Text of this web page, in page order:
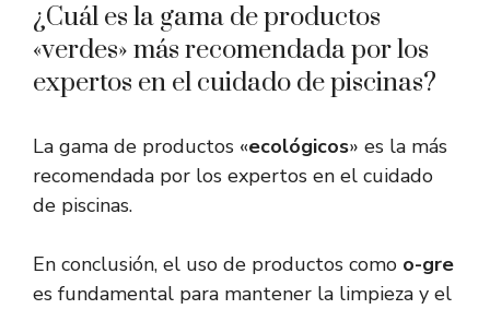
¿Cuál es la gama de productos
«verdes» más recomendada por los
expertos en el cuidado de piscinas?
La gama de productos «ecológicos» es la más
recomendada por los expertos en el cuidado
de piscinas.
En conclusión, el uso de productos como o-gre
es fundamental para mantener la limpieza y el